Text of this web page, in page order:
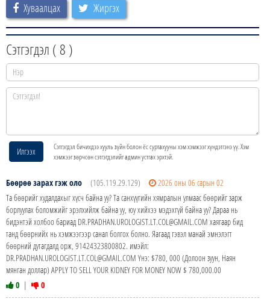
Хуваалцах Жиргэх
Сэтгэгдэл (8 )
Илгээх
Сэтгэгдэл бичихдээ хууль зүйн болон ёс суртахууны хэм хэмжээг хүндэтгэнэ үү. Хэм
хэмжээг зөрчсөн сэтгэгдэлийг админ устгах эрхтэй.
Бөөрөө зарах гэж оло (105.119.29.129)
2026 оны 06 сарын 02
Та бөөрийг худалдахыг хүсч байна уу? Та санхүүгийн хямралын улмаас бөөрийг зарж
борлуулах боломжийг эрэлхийлж байна уу, юу хийхээ мэдэхгүй байна уу? Дараа нь
бидэнтэй холбоо бариад DR.PRADHAN.UROLOGIST.LT.COL@GMAIL.COM хаягаар бид
танд бөөрнийх нь хэмжээгээр санал болгох болно. Яагаад гэвэл манай эмнэлэгт
бөөрний дутагдалд орж, 91424323800802. имэйл:
DR.PRADHAN.UROLOGIST.LT.COL@GMAIL.COM Yнэ: $780, 000 (Долоон зуун, Наян
мянган доллар) APPLY TO SELL YOUR KIDNEY FOR MONEY NOW $ 780,000.00
0 | 0